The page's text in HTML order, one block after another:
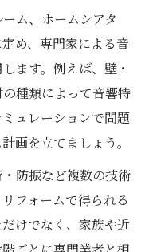
ム、ホームシアタ
め、専門家による音
ます。例えば、壁・
種類によって音響特
ュレーションで問題
画を立てましょう。
防振など複数の技術
フォームで得られる
けでなく、家族や近